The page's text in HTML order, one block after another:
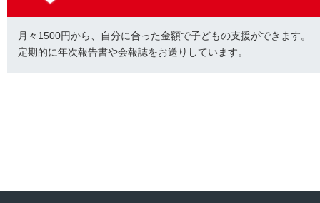
月々1500円から、自分に合った金額で子どもの支援ができます。
定期的に年次報告書や会報誌をお送りしています。